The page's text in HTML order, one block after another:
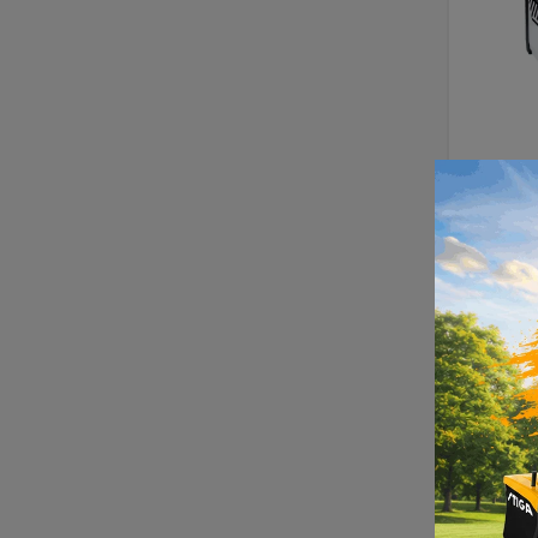
REL